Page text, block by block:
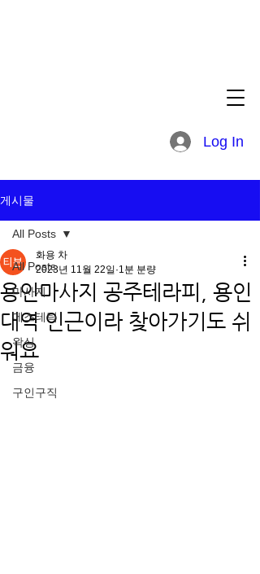
Log In
게시물
All Posts
마사지
에스테틱
왁싱
금융
구인구직
All Posts
용인마사지 공주테라피, 용인
대역 인근이라 찾아가기도 쉬
워요
화용 차
2023년 11월 22일 1분 분량